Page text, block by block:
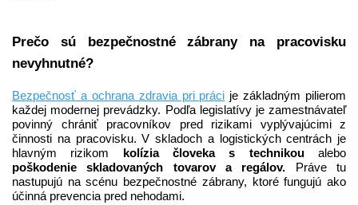
Prečo sú bezpečnostné zábrany na pracovisku
nevyhnutné?
Bezpečnosť a ochrana zdravia pri práci je základným pilierom
každej modernej prevádzky. Podľa legislatívy je zamestnávateľ
povinný chrániť pracovníkov pred rizikami vyplývajúcimi z
činnosti na pracovisku. V skladoch a logistických centrách je
hlavným rizikom
kolízia človeka s technikoualebo
poškodenie skladovaných tovarov a regálov.
Práve tu
nastupujú na scénu bezpečnostné zábrany, ktoré fungujú ako
účinná prevencia pred nehodami.